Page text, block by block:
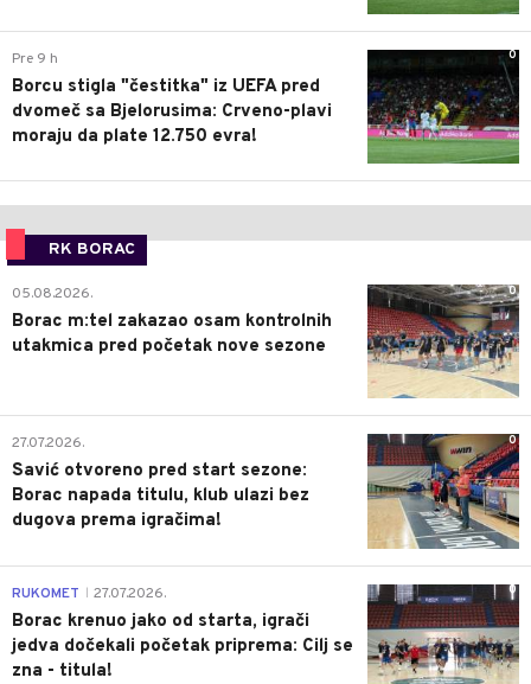
0
Pre 9 h
Borcu stigla "čestitka" iz UEFA pred
dvomeč sa Bjelorusima: Crveno-plavi
moraju da plate 12.750 evra!
RK BORAC
0
05.08.2026.
Borac m:tel zakazao osam kontrolnih
utakmica pred početak nove sezone
0
27.07.2026.
Savić otvoreno pred start sezone:
Borac napada titulu, klub ulazi bez
dugova prema igračima!
0
RUKOMET 27.07.2026.
Borac krenuo jako od starta, igrači
jedva dočekali početak priprema: Cilj se
zna - titula!